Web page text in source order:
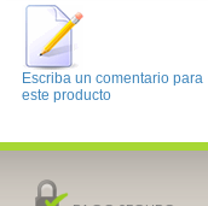
Escriba un comentario para
este producto